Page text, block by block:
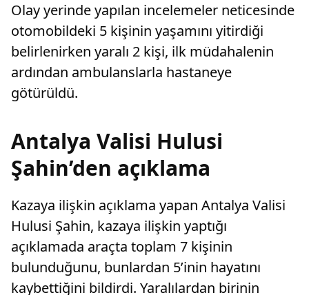
Olay yerinde yapılan incelemeler neticesinde
otomobildeki 5 kişinin yaşamını yitirdiği
belirlenirken yaralı 2 kişi, ilk müdahalenin
ardından ambulanslarla hastaneye
götürüldü.
Antalya Valisi Hulusi
Şahin’den açıklama
Kazaya ilişkin açıklama yapan Antalya Valisi
Hulusi Şahin, kazaya ilişkin yaptığı
açıklamada araçta toplam 7 kişinin
bulunduğunu, bunlardan 5’inin hayatını
kaybettiğini bildirdi. Yaralılardan birinin